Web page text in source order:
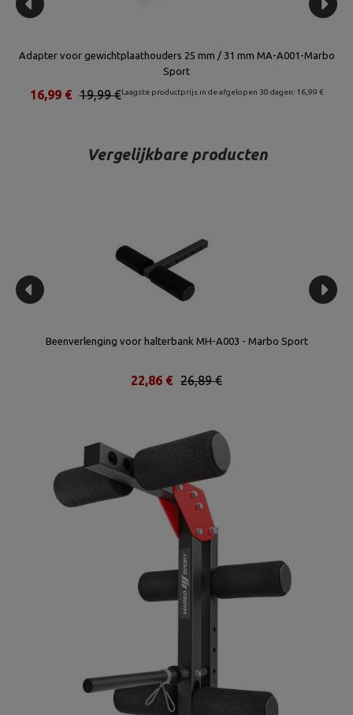
Beenpers voor Semi-Pro banken MS-A102 2.0- Marbo Sport
Laagste productprijs in de afgelopen 30 dagen: 81,88 €
92,00 €
80,96 €
Vergelijkbare producten
Beenverlenging voor halterbank MH-A003 - Marbo Sport
26,89 €
22,86 €